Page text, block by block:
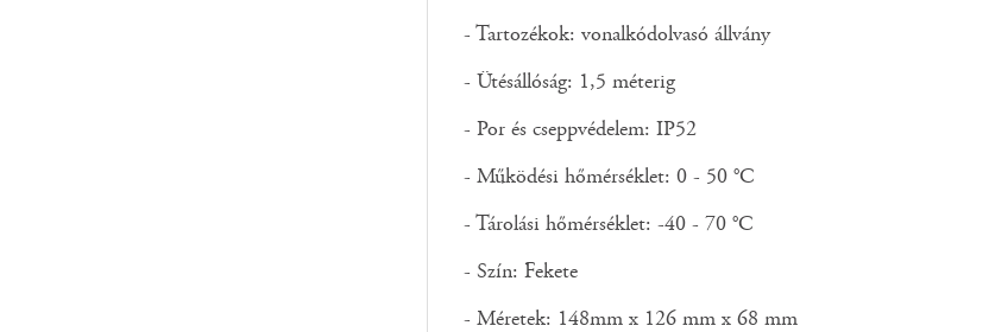
- Tartozékok: vonalkódolvasó állvány
- Ütésállóság: 1,5 méterig
- Por és cseppvédelem: IP52
- Működési hőmérséklet: 0 - 50 °C
- Tárolási hőmérséklet: -40 - 70 °C
- Szín: Fekete
- Méretek: 148mm x 126 mm x 68 mm